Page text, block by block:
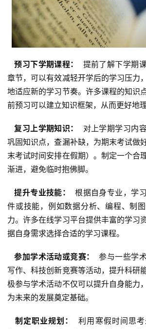
  预习下学期课程：
提前了解下学期
章节，可以有效减轻开学后的学习压力
地适应新的学习节奏。许多课程的知识
前预习可以建立知识框架，从而更好地
  复习上学期知识：
对上学期学习内
巩固知识点，查漏补缺，为期末考试做
末考试时间安排在假期）。制定一个合
渐进，避免临时抱佛脚。
  提升专业技能：
根据自身专业，学
件或技能，例如数据分析、编程、制
力。许多在线学习平台提供丰富的学习
据自身需求选择合适的学习课程。
  参加学术活动或竞赛：
参与一些学
写作、科技创新竞赛等活动，提升科研
极参与学术活动不仅可以提升自身能力
为未来的发展奠定基础。
  制定职业规划：
利用寒假时间思